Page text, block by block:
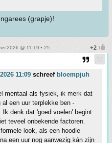
(grapje)!
2026 @ 11:19 • 25
11:09 schreef bloempjuh
mentaal als fysiek, ik merk dat
een uur terplekke ben -
Ik denk dat 'goed voelen' begint
teveel onbekende factoren.
look, als een hoodie
een uur nog aanwezig kán zijn